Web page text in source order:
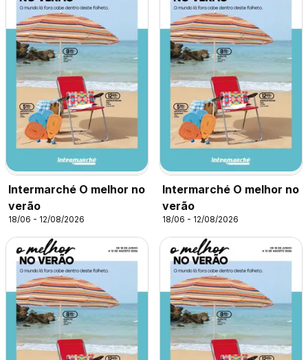
Intermarché O melhor no
verão
18/06 - 12/08/2026
Intermarché O melhor no
verão
18/06 - 12/08/2026